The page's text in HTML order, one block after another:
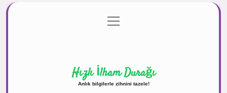
Gizlilik Politikası
menüyü
aç
Hızlı İlham Durağı
Anlık bilgilerle zihnini tazele!